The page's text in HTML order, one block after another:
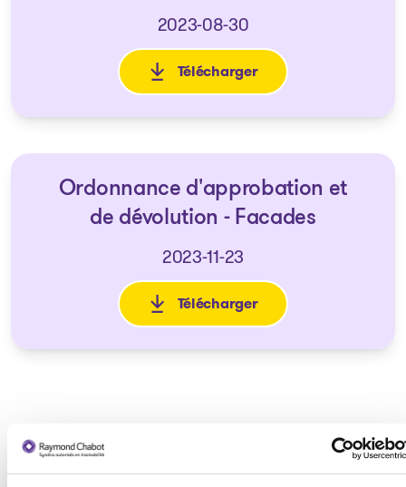
2023-08-30
Télécharger
: Ordonnance approuvant un
Ordonnance d'approbation et
de dévolution - Facades
2023-11-23
Télécharger
: Ordonnance d'approbation